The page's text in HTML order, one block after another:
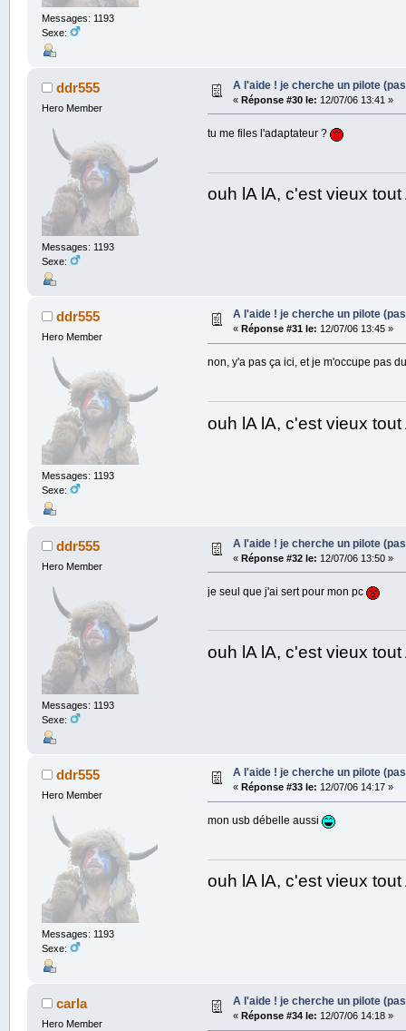
Messages: 1193
Sexe:
ddr555
Hero Member
Messages: 1193
Sexe:
A l'aide ! je cherche un pilote
« Réponse #30 le: 12/07/06 13:41 »
tu me files l'adaptateur ?
ouh lA lA, c'est vieux
ddr555
Hero Member
Messages: 1193
Sexe:
A l'aide ! je cherche un pilote
« Réponse #31 le: 12/07/06 13:45 »
non, y'a pas ça ici, et je m'occupe pas
ouh lA lA, c'est vieux
ddr555
Hero Member
Messages: 1193
Sexe:
A l'aide ! je cherche un pilote
« Réponse #32 le: 12/07/06 13:50 »
je seul que j'ai sert pour mon pc
ouh lA lA, c'est vieux
ddr555
Hero Member
Messages: 1193
Sexe:
A l'aide ! je cherche un pilote
« Réponse #33 le: 12/07/06 14:17 »
mon usb débelle aussi
ouh lA lA, c'est vieux
carla
Hero Member
A l'aide ! je cherche un pilote
« Réponse #34 le: 12/07/06 14:18 »